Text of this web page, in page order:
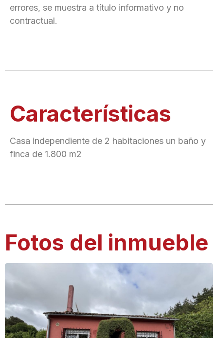
errores, se muestra a título informativo y no
contractual.
Características
Casa independiente de 2 habitaciones un baño y
finca de 1.800 m2
Fotos del inmueble